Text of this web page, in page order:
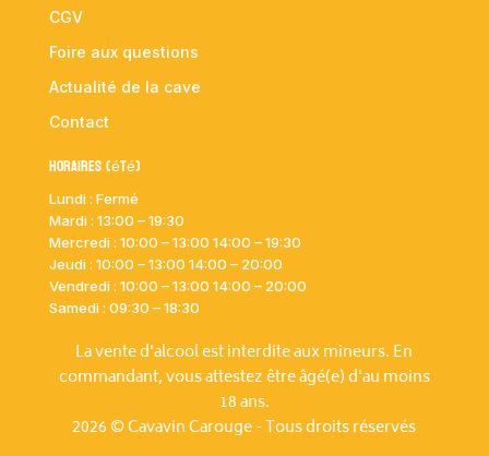
CGV
Foire aux questions
Actualité de la cave
Contact
Horaires (été)
Lundi : Fermé
Mardi : 13:00 – 19:30
Mercredi : 10:00 – 13:00 14:00 – 19:30
Jeudi : 10:00 – 13:00 14:00 – 20:00
Vendredi : 10:00 – 13:00 14:00 – 20:00
Samedi : 09:30 – 18:30
La vente d'alcool est interdite aux mineurs. En
commandant, vous attestez être âgé(e) d'au moins
18 ans.
2026 © Cavavin Carouge - Tous droits réservés